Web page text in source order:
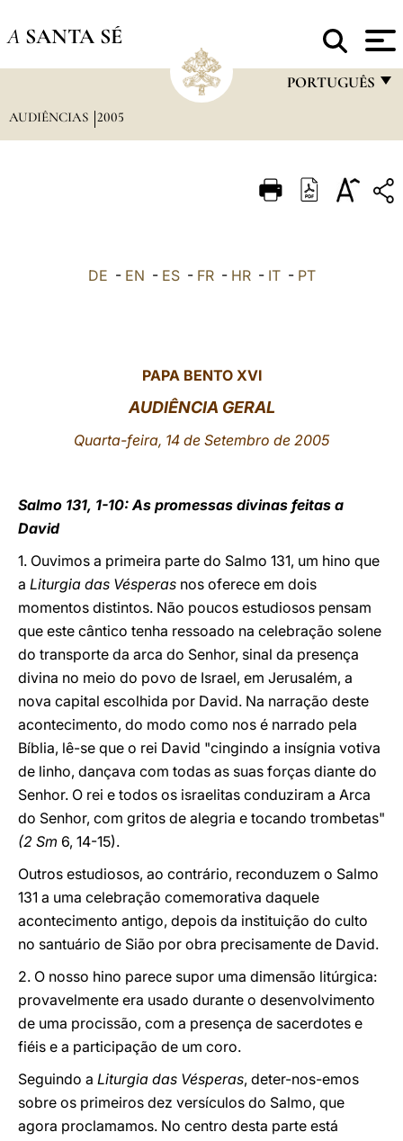
A SANTA SÉ
PORTUGUÊS
ITALIANO
LATINE
AUDIÊNCIAS 2005
DE - EN - ES- FR- HR- IT- PT
PAPA BENTO XVI
AUDIÊNCIA GERAL
Quarta-feira, 14 de Setembro de 2005
Salmo 131, 1-10: As promessas divinas feitas a
David
1. Ouvimos a primeira parte do Salmo 131, um hino que
a Liturgia das Vésperas nos oferece em dois
momentos distintos. Não poucos estudiosos pensam
que este cântico tenha ressoado na celebração solene
do transporte da arca do Senhor, sinal da presença
divina no meio do povo de Israel, em Jerusalém, a
nova capital escolhida por David. Na narração deste
acontecimento, do modo como nos é narrado pela
Bíblia, lê-se que o rei David "cingindo a insígnia votiva
de linho, dançava com todas as suas forças diante do
Senhor. O rei e todos os israelitas conduziram a Arca
do Senhor, com gritos de alegria e tocando trombetas"
(2 Sm 6, 14-15).
Outros estudiosos, ao contrário, reconduzem o Salmo
131 a uma celebração comemorativa daquele
acontecimento antigo, depois da instituição do culto
no santuário de Sião por obra precisamente de David.
2. O nosso hino parece supor uma dimensão litúrgica:
provavelmente era usado durante o desenvolvimento
de uma procissão, com a presença de sacerdotes e
fiéis e a participação de um coro.
Seguindo a Liturgia das Vésperas, deter-nos-emos
sobre os primeiros dez versículos do Salmo, que
agora proclamamos. No centro desta parte está